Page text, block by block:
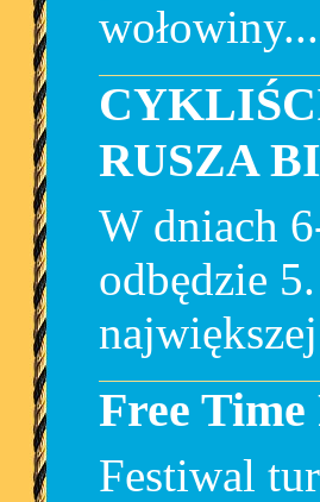
RUSZA
W dniach
odbędzie
Free Time
Festiwal